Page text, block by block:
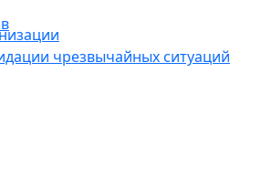
чрезвычайных ситуаций